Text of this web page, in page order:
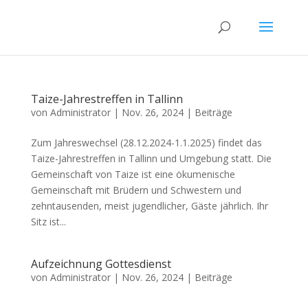
Taize-Jahrestreffen in Tallinn
von Administrator| Nov. 26, 2024| Beiträge
Zum Jahreswechsel (28.12.2024-1.1.2025) findet das
Taize-Jahrestreffen in Tallinn und Umgebung statt. Die
Gemeinschaft von Taize ist eine ökumenische
Gemeinschaft mit Brüdern und Schwestern und
zehntausenden, meist jugendlicher, Gäste jährlich. Ihr
Sitz ist...
Aufzeichnung Gottesdienst
von Administrator| Nov. 26, 2024| Beiträge